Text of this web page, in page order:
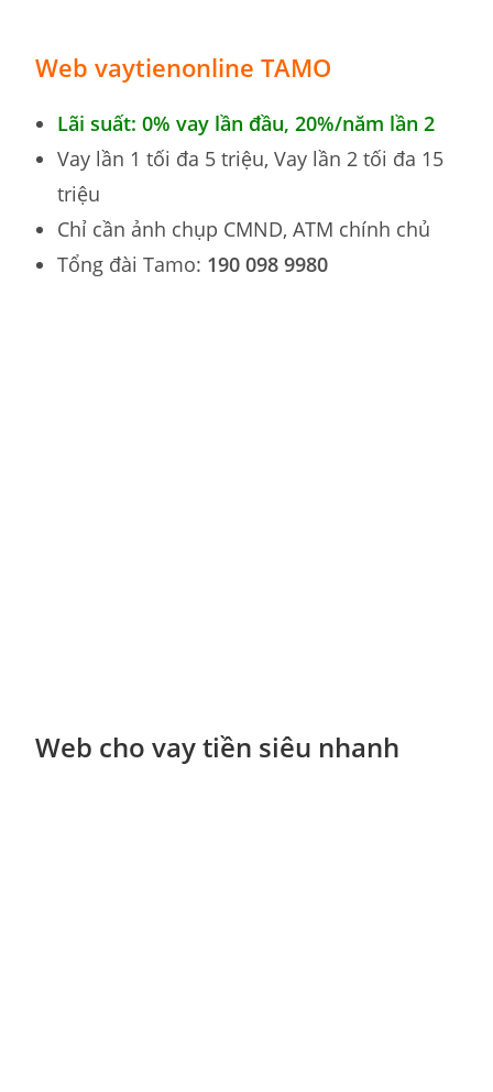
Web vaytienonline TAMO
Lãi suất: 0% vay lần đầu, 20%/năm lần 2
Vay lần 1 tối đa 5 triệu, Vay lần 2 tối đa 15
triệu
Chỉ cần ảnh chụp CMND, ATM chính chủ
Tổng đài Tamo: 190 098 9980
Web cho vay tiền siêu nhanh